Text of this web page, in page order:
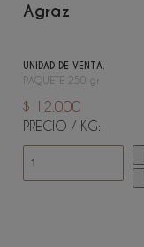
Agraz
UNIDAD DE VENTA:
PAQUETE 250 gr
$ 12.000
PRECIO / KG: